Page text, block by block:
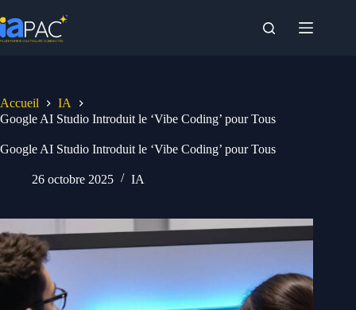
au
contenu
Accueil
IA
Google AI Studio Introduit le ‘Vibe Coding’ pour Tous
Google AI Studio Introduit le ‘Vibe Coding’ pour Tous
26 octobre 2025 IA